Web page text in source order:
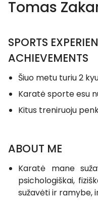
Tomas
SPORTS
ACHIEVEMENTS
Šiuo metu turiu 2
Karatė sporte esu
Kitus treniruoju
ABOUT ME
Karatė mane
psichologiškai,
sužavėti ir ramybe,